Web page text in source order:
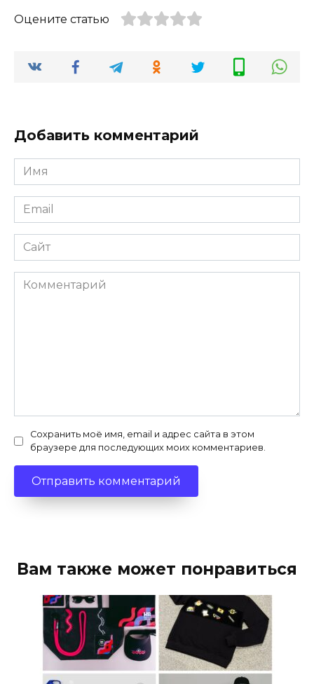
Оцените статью
Добавить комментарий
Имя
*
Email
*
Сайт
Комментарий
Сохранить моё имя, email и адрес сайта в этом
браузере для последующих моих комментариев.
Вам также может понравиться